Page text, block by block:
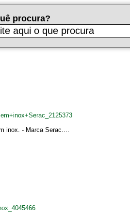
procura?
inox. - Marca Serac....